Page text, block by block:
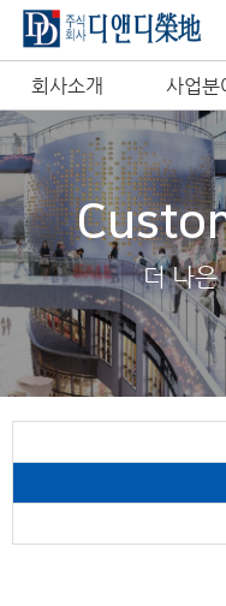
회사소개 사업분
더 나은